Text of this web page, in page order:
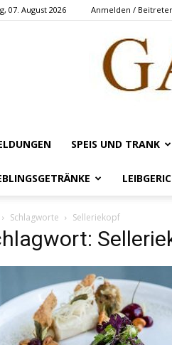
07. August 2026 Anmelden /
SPEIS UND TRANK
Schlagworte Selleriekopf